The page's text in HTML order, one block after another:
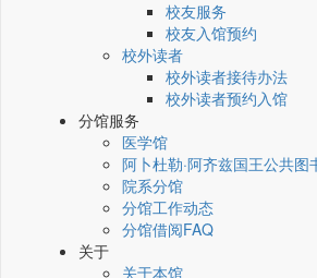
校友服务
校友入馆预约
校外读者
校外读者接待办法
校外读者预约入馆
分馆服务
医学馆
阿卜杜勒·阿齐兹国王公共
院系分馆
分馆工作动态
分馆借阅FAQ
关于
关于本馆